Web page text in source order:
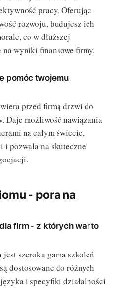
pracy. Oferując
rozwoju, budujesz ich
co w dłuższej
na wyniki finansowe firmy.
pomóc twojemu
przed firmą drzwi do
Daje możliwość nawiązania
na całym świecie,
i pozwala na skuteczne
- pora na
firm - z których warto
szeroka gama szkoleń
dostosowane do różnych
i specyfiki działalności